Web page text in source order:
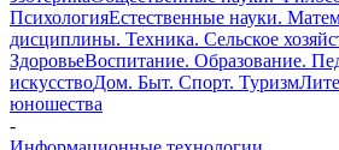
ПсихологияЕстественные науки.
дисциплины. Техника. Сельское
ЗдоровьеВоспитание. Образование.
искусствоДом. Быт. Спорт. Туризм
юношества
-